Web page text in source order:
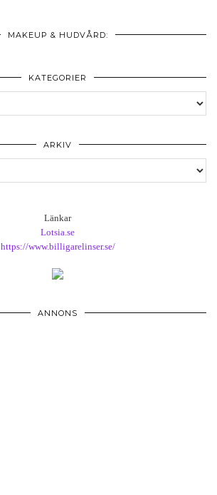
MAKEUP & HUDVÅRD:
KATEGORIER
ARKIV
Länkar
Lotsia.se
https://www.billigarelinser.se/
ANNONS